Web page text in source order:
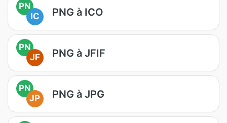
PN
IC
PNG à ICO
PN
JF
PNG à JFIF
PN
JP
PNG à JPG